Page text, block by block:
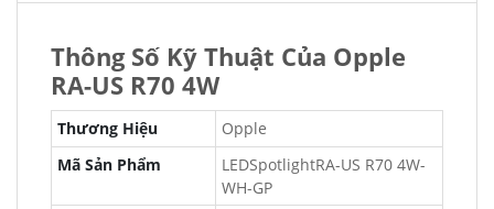
Thông Số Kỹ Thuật Của Opple
RA-US R70 4W
Thương Hiệu
Opple
Mã Sản Phẩm
LEDSpotlightRA-US R70 4W-
WH-GP